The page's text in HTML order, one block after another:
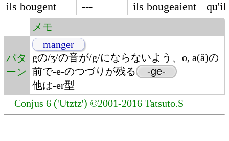
ils bougent
---
ils bougeaient
メモ
パタ
ーン
manger
gの/ʒ/の音が/g/にならないよう、o, a(â)の
前で-e-のつづりが残る
-ge-
他は-er型
Conjus 6 ('Utztz') ©2001-2016 Tatsuto.S